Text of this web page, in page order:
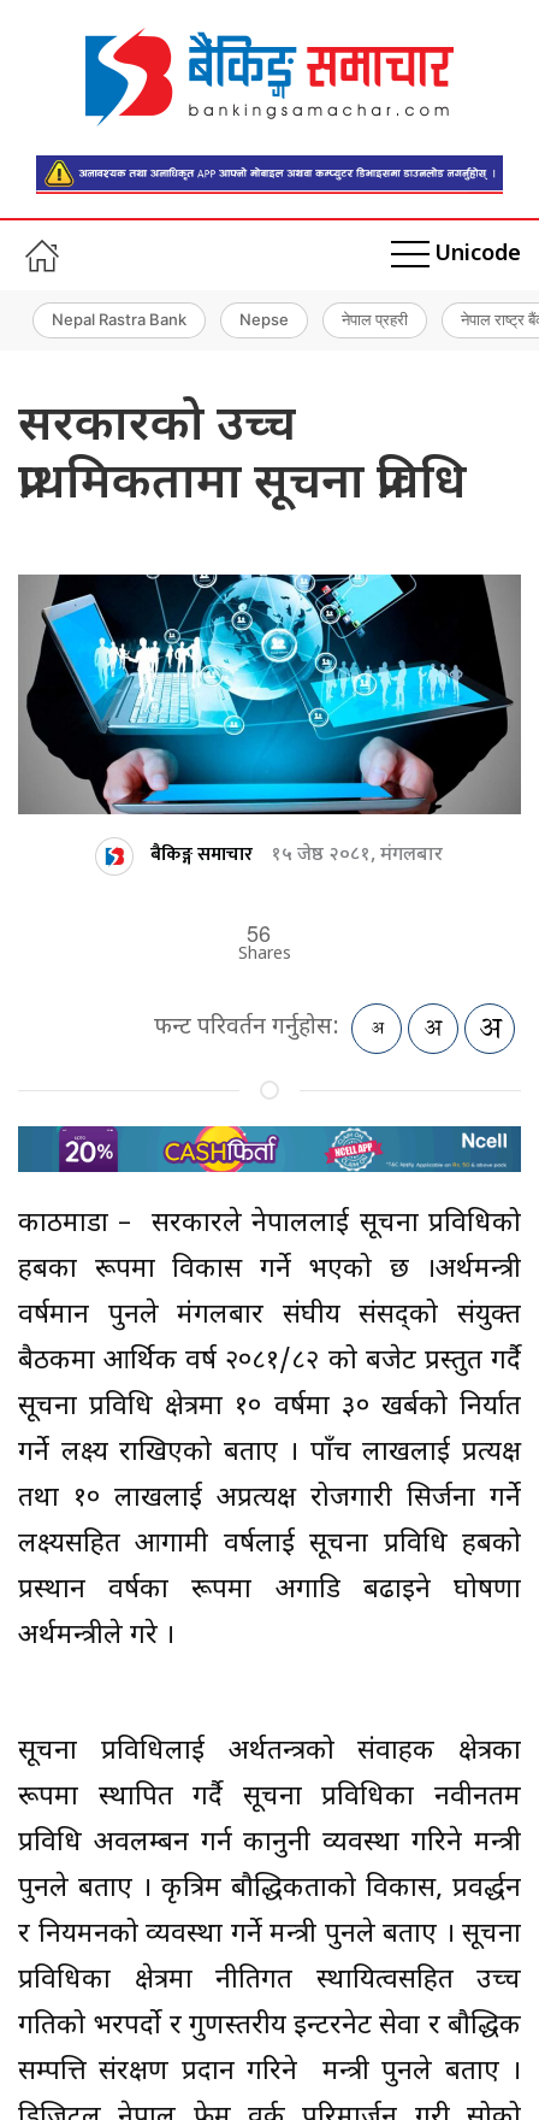
Unicode
Nepal Rastra Bank Nepse नेपाल प्रहरी नेपाल राष्ट्र
सरकारको उच्च
प्राथमिकतामा सूचना प्रविधि
बैकिङ्ग समाचार १५ जेष्ठ २०८१, मंगलबार
56
Shares
फन्ट परिवर्तन गर्नुहोस:
काठमाडाैं – सरकारले नेपाललाई सूचना प्रविधिको
हबका रूपमा विकास गर्ने भएको छ ।अर्थमन्त्री
वर्षमान पुनले मंगलबार संघीय संसद्को संयुक्त
बैठकमा आर्थिक वर्ष २०८१/८२ को बजेट प्रस्तुत गर्दै
सूचना प्रविधि क्षेत्रमा १० वर्षमा ३० खर्बको निर्यात
गर्ने लक्ष्य राखिएको बताए । पाँच लाखलाई प्रत्यक्ष
तथा १० लाखलाई अप्रत्यक्ष रोजगारी सिर्जना गर्ने
लक्ष्यसहित आगामी वर्षलाई सूचना प्रविधि हबको
प्रस्थान वर्षका रूपमा अगाडि बढाइने घोषणा
अर्थमन्त्रीले गरे ।
सूचना प्रविधिलाई अर्थतन्त्रको संवाहक क्षेत्रका
रूपमा स्थापित गर्दै सूचना प्रविधिका नवीनतम
प्रविधि अवलम्बन गर्न कानुनी व्यवस्था गरिने मन्त्री
पुनले बताए । कृत्रिम बौद्धिकताको विकास, प्रवर्द्धन
र नियमनको व्यवस्था गर्ने मन्त्री पुनले बताए । सूचना
प्रविधिका क्षेत्रमा नीतिगत स्थायित्वसहित उच्च
गतिको भरपर्दो र गुणस्तरीय इन्टरनेट सेवा र बौद्धिक
सम्पत्ति संरक्षण प्रदान गरिने मन्त्री पुनले बताए ।